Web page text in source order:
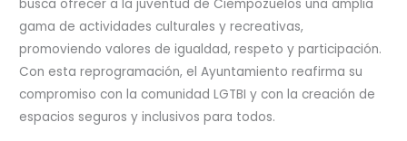
busca ofrecer a la juventud de Ciempozuelos una amplia
gama de actividades culturales y recreativas,
promoviendo valores de igualdad, respeto y participación.
Con esta reprogramación, el Ayuntamiento reafirma su
compromiso con la comunidad LGTBI y con la creación de
espacios seguros y inclusivos para todos.